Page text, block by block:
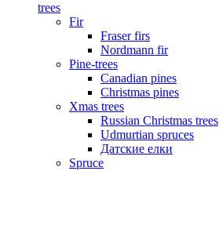
trees
Fir
Fraser firs
Nordmann fir
Pine-trees
Canadian pines
Christmas pines
Xmas trees
Russian Christmas trees
Udmurtian spruces
Датские елки
Spruce